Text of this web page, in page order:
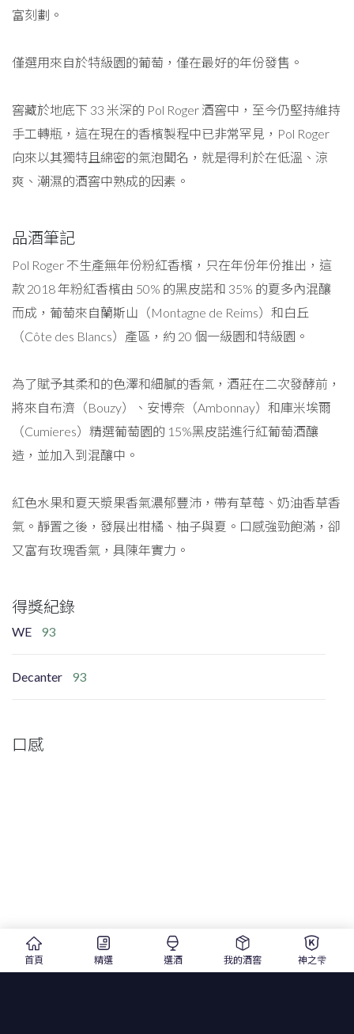
富刻劃。
僅選用來自於特級園的葡萄，僅在最好的年份發售。
窖藏於地底下 33 米深的 Pol Roger 酒窖中，至今仍堅持維持
手工轉瓶，這在現在的香檳製程中已非常罕見，Pol Roger
向來以其獨特且綿密的氣泡聞名，就是得利於在低溫、涼
爽、潮濕的酒窖中熟成的因素。
品酒筆記
Pol Roger 不生產無年份粉紅香檳，只在年份年份推出，這
款 2018 年粉紅香檳由 50% 的黑皮諾和 35% 的夏多內混釀
而成，葡萄來自蘭斯山（Montagne de Reims）和白丘
（Côte des Blancs）產區，約 20 個一級園和特級園。
為了賦予其柔和的色澤和細膩的香氣，酒莊在二次發酵前，
將來自布濟（Bouzy）、安博奈（Ambonnay）和庫米埃爾
（Cumieres）精選葡萄園的 15%黑皮諾進行紅葡萄酒釀
造，並加入到混釀中。
紅色水果和夏天漿果香氣濃郁豐沛，帶有草莓、奶油香草香
氣。靜置之後，發展出柑橘、柚子與夏。口感強勁飽滿，卻
又富有玫瑰香氣，具陳年實力。
得獎紀錄
WE 93
Decanter 93
口感
首頁 精選 選酒 我的酒窖 神之雫